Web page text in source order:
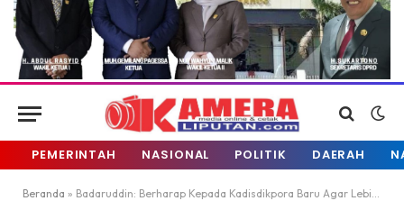
PEMERINTAH NASIONAL POLITIK DAERAH
Beranda » Badaruddin: Berharap Kepada Kadisdikpora Baru Agar Lebih Baik Lagi